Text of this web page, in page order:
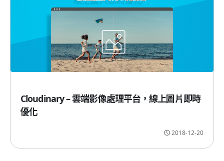
2018-12-20
Cloudinary – 雲端影像處理平台，線上圖片即時
優化